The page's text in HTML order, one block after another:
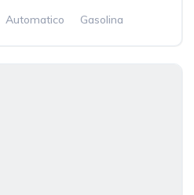
Automatico Gasolina